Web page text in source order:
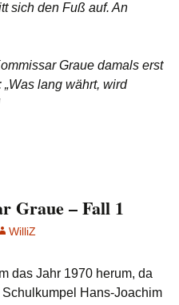
sich den Fuß auf. An
Graue damals erst
lang währt, wird
Graue – Fall 1
WilliZ
das Jahr 1970 herum, da
Hans-Joachim